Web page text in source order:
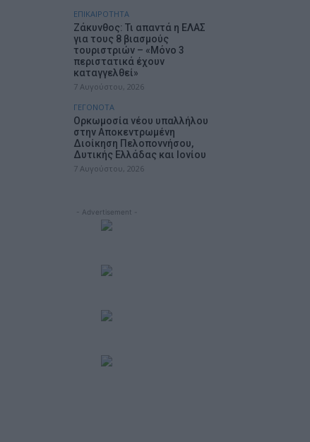
ΕΠΙΚΑΙΡΟΤΗΤΑ
Ζάκυνθος: Τι απαντά η ΕΛΑΣ
για τους 8 βιασμούς
τουριστριών – «Μόνο 3
περιστατικά έχουν
καταγγελθεί»
7 Αυγούστου, 2026
ΓΕΓΟΝΟΤΑ
Ορκωμοσία νέου υπαλλήλου
στην Αποκεντρωμένη
Διοίκηση Πελοποννήσου,
Δυτικής Ελλάδας και Ιονίου
7 Αυγούστου, 2026
- Advertisement -